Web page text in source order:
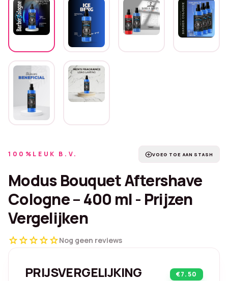
100%LEUK B.V. add_circleVOEG TOE AAN STASH
Modus Bouquet Aftershave
Cologne – 400 ml - Prijzen
Vergelijken
starstarstarstarstarNog geen reviews
PRIJSVERGELIJKING €7.50